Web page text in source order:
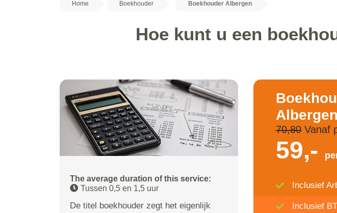
Home Boekhouder Boekhouder Albergen
Hoe kunt u een
The average duration of this service:
Tussen 0,5 en 1,5 uur
De titel boekhouder zegt het eigenlijk
Albergen
70,80Vanaf
59,-
Inclusief
Inclusief